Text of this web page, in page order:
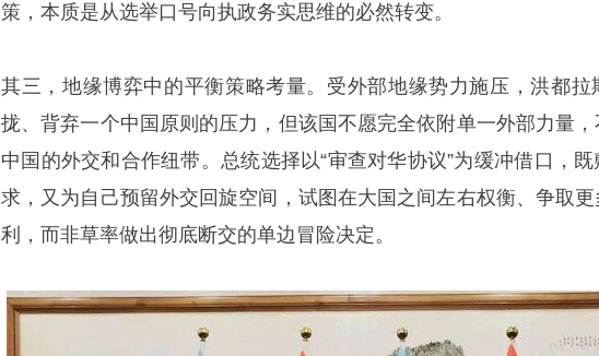
策，本质是从选举口号向执政务实思维的必然转变。
其三，地缘博弈中的平衡策略考量。受外部地缘势力施压，洪都拉
拢、背弃一个中国原则的压力，但该国不愿完全依附单一外部力量
中国的外交和合作纽带。总统选择以“审查对华协议”为缓冲借口，
求，又为自己预留外交回旋空间，试图在大国之间左右权衡、争取
利，而非草率做出彻底断交的单边冒险决定。